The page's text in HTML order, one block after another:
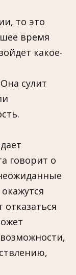
то это
время
какое-
сулит
говорит о